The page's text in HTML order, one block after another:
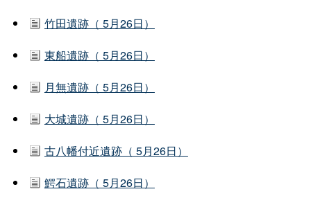
竹田遺跡（ 5月26日）
東船遺跡（ 5月26日）
月無遺跡（ 5月26日）
大城遺跡（ 5月26日）
古八幡付近遺跡（ 5月26日）
鰐石遺跡（ 5月26日）